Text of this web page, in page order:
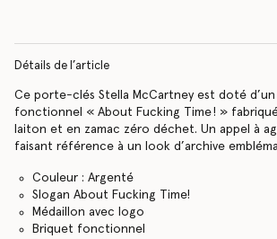
Détails de l’article
Ce porte-clés Stella McCartney est doté
fonctionnel « About Fucking Time ! »
laiton et en zamac zéro déchet. Un appel à
faisant référence à un look d’archive
Couleur : Argenté
Slogan About Fucking Time!
Médaillon avec logo
Briquet fonctionnel